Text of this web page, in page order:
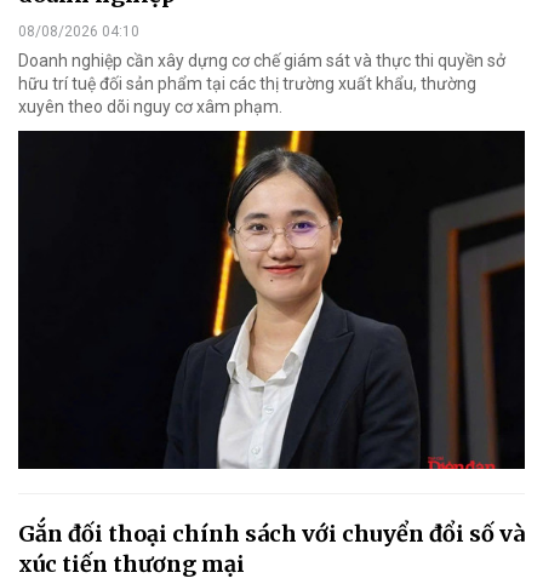
08/08/2026 04:10
Doanh nghiệp cần xây dựng cơ chế giám sát và thực thi quyền sở
hữu trí tuệ đối sản phẩm tại các thị trường xuất khẩu, thường
xuyên theo dõi nguy cơ xâm phạm.
Gắn đối thoại chính sách với chuyển đổi số và
xúc tiến thương mại